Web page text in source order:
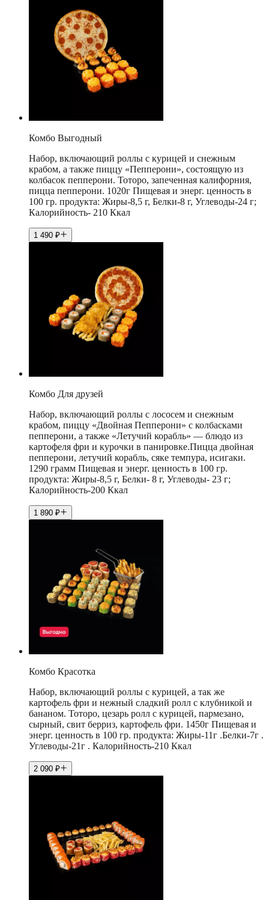
Комбо Выгодный
Набор, включающий роллы с курицей и снежным
крабом, а также пиццу «Пепперони», состоящую из
колбасок пепперони. Тоторо, запеченная калифорния,
пицца пепперони. 1020г Пищевая и энерг. ценность в
100 гр. продукта: Жиры-8,5 г, Белки-8 г, Углеводы-24 г;
Калорийность- 210 Ккал
1 490 ₽
Комбо Для друзей
Набор, включающий роллы с лососем и снежным
крабом, пиццу «Двойная Пепперони» с колбасками
пепперони, а также «Летучий корабль» — блюдо из
картофеля фри и курочки в панировке.Пицца двойная
пепперони, летучий корабль, сяке темпура, исигаки.
1290 грамм Пищевая и энерг. ценность в 100 гр.
продукта: Жиры-8,5 г, Белки- 8 г, Углеводы- 23 г;
Калорийность-200 Ккал
1 890 ₽
Комбо Красотка
Набор, включающий роллы с курицей, а так же
картофель фри и нежный сладкий ролл с клубникой и
бананом. Тоторо, цезарь ролл с курицей, пармезано,
сырный, свит берриз, картофель фри. 1450г Пищевая и
энерг. ценность в 100 гр. продукта: Жиры-11г .Белки-7г .
Углеводы-21г . Калорийность-210 Ккал
2 090 ₽